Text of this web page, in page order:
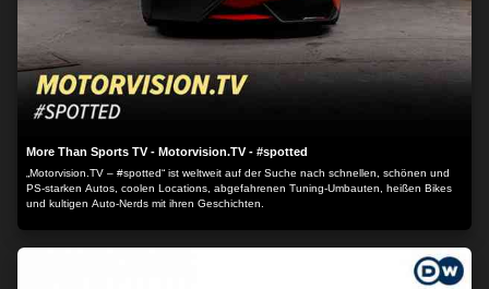
More Than Sports TV - Motorvision.TV - #spotted
„Motorvision.TV – #spotted“ ist weltweit auf der Suche nach schnellen, schönen und
PS-starken Autos, coolen Locations, abgefahrenen Tuning-Umbauten, heißen Bikes
und kultigen Auto-Nerds mit ihren Geschichten.